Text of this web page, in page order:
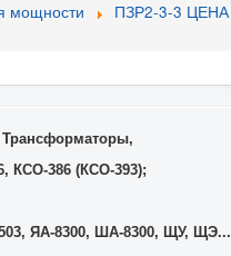
мощности
ПЗР2-3-3 ЦЕНА
КСО-386 (КСО-393);
ЯА-8300, ША-8300, ЩУ, ЩЭ...